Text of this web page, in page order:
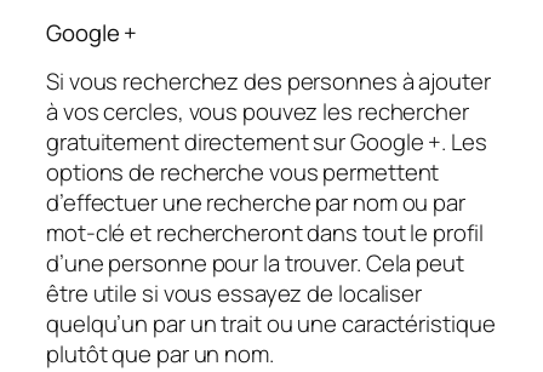
Google +
Si vous recherchez des personnes à ajouter
à vos cercles, vous pouvez les rechercher
gratuitement directement sur Google +. Les
options de recherche vous permettent
d’effectuer une recherche par nom ou par
mot-clé et rechercheront dans tout le profil
d’une personne pour la trouver. Cela peut
être utile si vous essayez de localiser
quelqu’un par un trait ou une caractéristique
plutôt que par un nom.